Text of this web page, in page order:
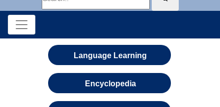
Language Learning
Encyclopedia